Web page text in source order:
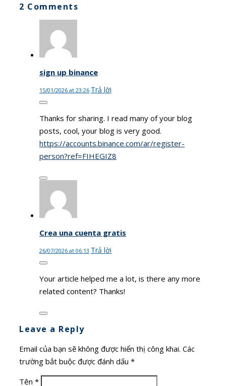
2 Comments
sign up binance
15/01/2026 at 23:26 Trả lời
Thanks for sharing. I read many of your blog
posts, cool, your blog is very good.
https://accounts.binance.com/ar/register-
person?ref=FIHEGIZ8
Crea una cuenta gratis
26/07/2026 at 06:13 Trả lời
Your article helped me a lot, is there any more
related content? Thanks!
Leave a Reply
Email của bạn sẽ không được hiển thị công khai. Các
trường bắt buộc được đánh dấu *
Tên *